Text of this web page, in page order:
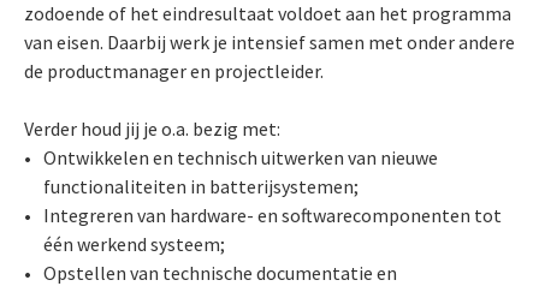
zodoende of het eindresultaat voldoet aan het programma
van eisen. Daarbij werk je intensief samen met onder andere
de productmanager en projectleider.
Verder houd jij je o.a. bezig met:
Ontwikkelen en technisch uitwerken van nieuwe
functionaliteiten in batterijsystemen;
Integreren van hardware- en softwarecomponenten tot
één werkend systeem;
Opstellen van technische documentatie en